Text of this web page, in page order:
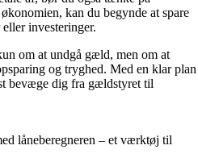
kan du begynde at spare
investeringer.
om at undgå gæld, men om at
og tryghed. Med en klar plan
bevæge dig fra gældstyret til
låneberegneren – et værktøj til